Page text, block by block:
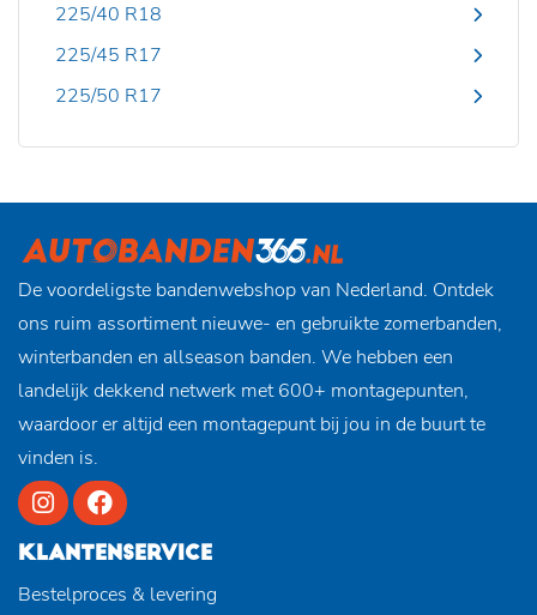
225/40 R18
225/45 R17
225/50 R17
De voordeligste bandenwebshop van Nederland. Ontdek
ons ruim assortiment nieuwe- en gebruikte zomerbanden,
winterbanden en allseason banden. We hebben een
landelijk dekkend netwerk met 600+ montagepunten,
waardoor er altijd een montagepunt bij jou in de buurt te
vinden is.
KLANTENSERVICE
Bestelproces & levering